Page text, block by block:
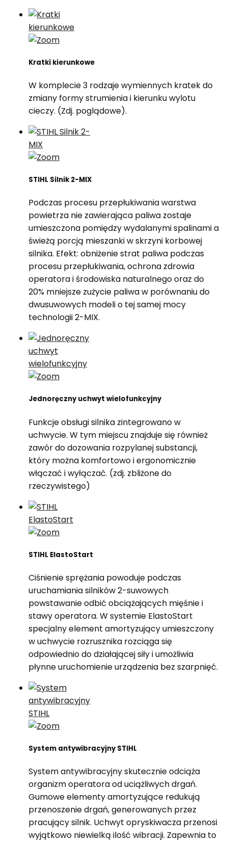
Kratki kierunkowe
W komplecie 3 rodzaje wymiennych kratek do
zmiany formy strumienia i kierunku wylotu
cieczy. (Zdj. poglądowe).
STIHL Silnik 2-MIX
Podczas procesu przepłukiwania warstwa
powietrza nie zawierająca paliwa zostaje
umieszczona pomiędzy wydalanymi spalinami a
świeżą porcją mieszanki w skrzyni korbowej
silnika. Efekt: obniżenie strat paliwa podczas
procesu przepłukiwania, ochrona zdrowia
operatora i środowiska naturalnego oraz do
20% mniejsze zużycie paliwa w porównaniu do
dwusuwowych modeli o tej samej mocy
technologii 2-MIX.
Jednoręczny uchwyt wielofunkcyjny
Funkcje obsługi silnika zintegrowano w
uchwycie. W tym miejscu znajduje się również
zawór do dozowania rozpylanej substancji,
który można komfortowo i ergonomicznie
włączać i wyłączać. (zdj. zbliżone do
rzeczywistego)
STIHL ElastoStart
Ciśnienie sprężania powoduje podczas
uruchamiania silników 2-suwowych
powstawanie odbić obciążających mięśnie i
stawy operatora. W systemie ElastoStart
specjalny element amortyzujący umieszczony
w uchwycie rozrusznika rozciąga się
odpowiednio do działającej siły i umożliwia
płynne uruchomienie urządzenia bez szarpnięć.
System antywibracyjny STIHL
System antywibracyjny skutecznie odciąża
organizm operatora od uciążliwych drgań.
Gumowe elementy amortyzujące redukują
przenoszenie drgań, generowanych przez
pracujący silnik. Uchwyt opryskiwacza przenosi
wyjątkowo niewielką ilość wibracji. Zapewnia to